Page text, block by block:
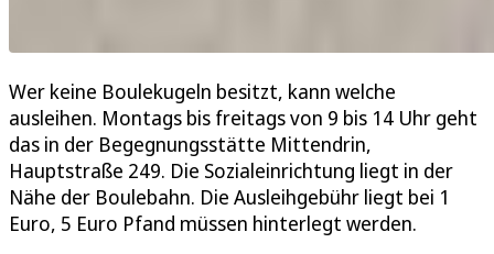
Wer keine Boulekugeln besitzt, kann welche
ausleihen. Montags bis freitags von 9 bis 14 Uhr geht
das in der Begegnungsstätte Mittendrin,
Hauptstraße 249. Die Sozialeinrichtung liegt in der
Nähe der Boulebahn. Die Ausleihgebühr liegt bei 1
Euro, 5 Euro Pfand müssen hinterlegt werden.